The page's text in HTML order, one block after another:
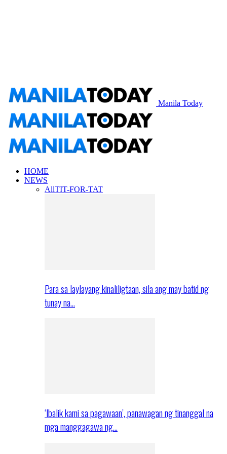
Manila Today
HOME
NEWS
AllTIT-FOR-TAT
Para sa laylayang kinaliligtaan, sila ang may batid ng
tunay na…
‘Ibalik kami sa pagawaan’, panawagan ng tinanggal na
mga manggagawa ng…